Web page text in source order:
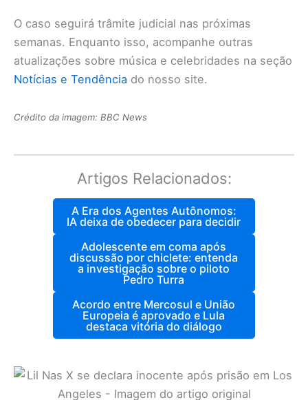
O caso seguirá trâmite judicial nas próximas
semanas. Enquanto isso, acompanhe outras
atualizações sobre música e celebridades na seção
Notícias e Tendência do nosso site.
Crédito da imagem: BBC News
Artigos Relacionados:
A Era dos Agentes Autônomos:
IA deixa de obedecer para decidir
Adolescente em coma após
discussão por chiclete: entenda
a investigação sobre o piloto
Pedro Turra
Acordo entre Mercosul e União
Europeia é aprovado e Lula
destaca vitória do diálogo